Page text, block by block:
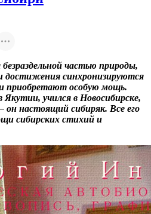
частью природы,
достижения синхронизируются
приобретают особую мощь.
Якутии, учился в Новосибирске,
настоящий сибиряк. Все его
сибирских стихий и